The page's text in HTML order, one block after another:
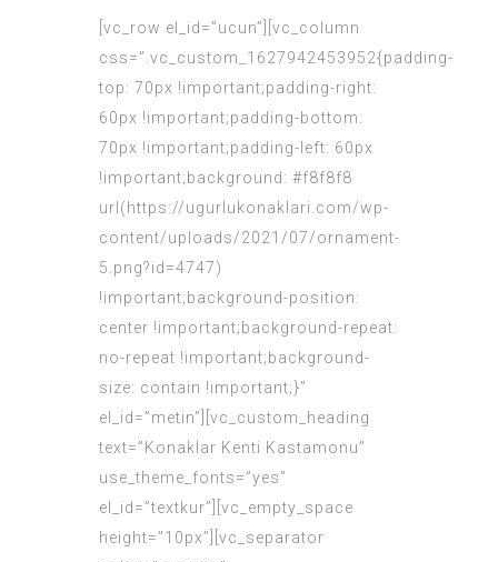
[vc_row el_id=”ucun”][vc_column
css=”.vc_custom_1627942453952{padding-
top: 70px !important;padding-right:
60px !important;padding-bottom:
70px !important;padding-left: 60px
!important;background: #f8f8f8
url(https://ugurlukonaklari.com/wp-
content/uploads/2021/07/ornament-
5.png?id=4747)
!important;background-position:
center !important;background-repeat:
no-repeat !important;background-
size: contain !important;}”
el_id=”metin”][vc_custom_heading
text=”Konaklar Kenti Kastamonu”
use_theme_fonts=”yes”
el_id=”textkur”][vc_empty_space
height=”10px”][vc_separator